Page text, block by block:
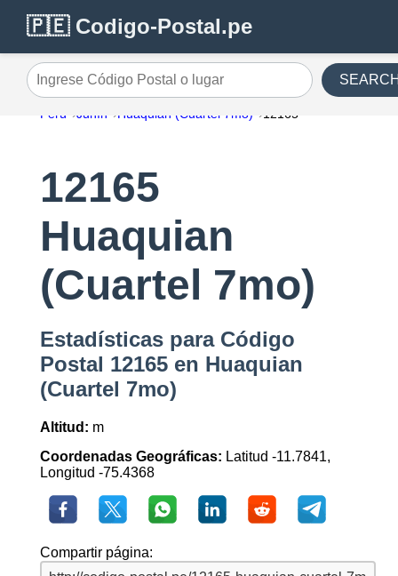
🇵🇪 Codigo-Postal.pe
Ingrese Código Postal o lugar
Perú Junín Huaquian (Cuartel 7mo) 12165
12165
Huaquian
(Cuartel 7mo)
Estadísticas para Código
Postal 12165 en Huaquian
(Cuartel 7mo)
Altitud: m
Coordenadas Geográficas: Latitud -11.7841,
Longitud -75.4368
Compartir página: